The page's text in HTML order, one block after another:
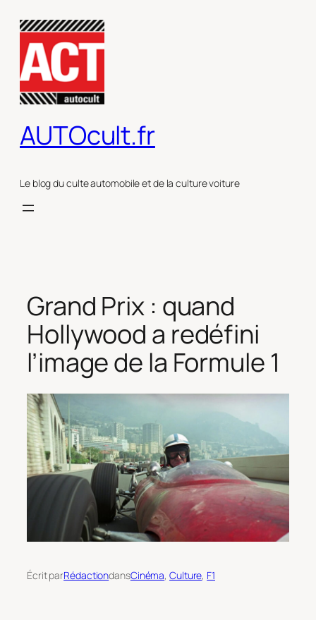
contenu
AUTOcult.fr
Le blog du culte automobile et de la culture voiture
Grand Prix : quand
Hollywood a redéfini
l’image de la Formule 1
Écrit parRédactiondansCinéma, Culture, F1